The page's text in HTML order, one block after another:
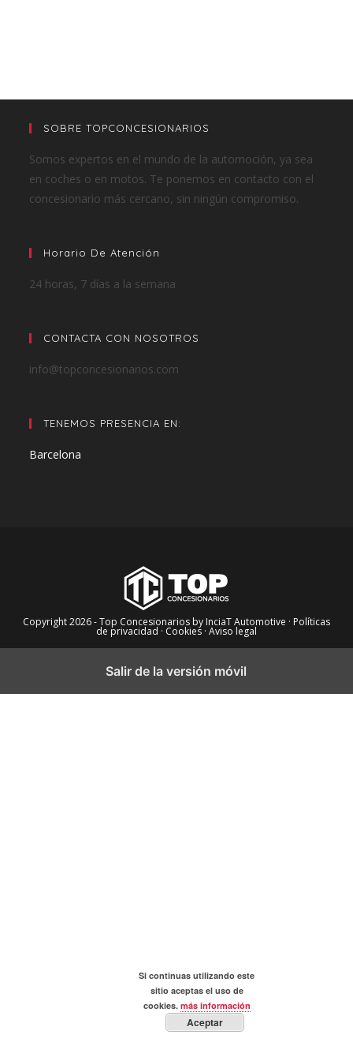
SOBRE TOPCONCESIONARIOS
Somos expertos en el mundo de la automoción, ya sea
en coches o en motos. Te ponemos en contacto con el
concesionario más cercano, sin ningún compromiso.
Horario De Atención
24 horas, 7 días a la semana
CONTACTA CON NOSOTROS
info@topconcesionarios.com
TENEMOS PRESENCIA EN:
Barcelona
Copyright 2026 - Top Concesionarios by InciaT Automotive · Políticas
de privacidad · Cookies · Aviso legal
Salir de la versión móvil
Si continuas utilizando este
sitio aceptas el uso de
cookies. más información
Aceptar